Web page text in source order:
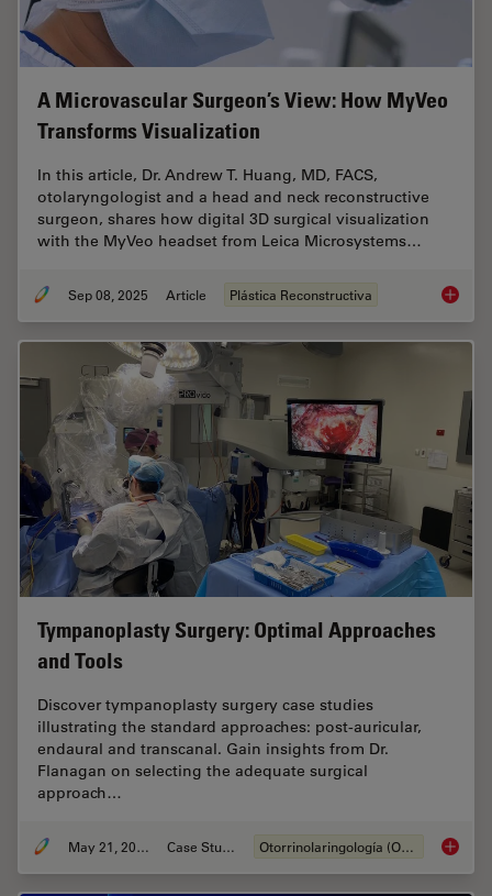
A Microvascular Surgeon’s View: How MyVeo
Transforms Visualization
In this article, Dr. Andrew T. Huang, MD, FACS,
otolaryngologist and a head and neck reconstructive
surgeon, shares how digital 3D surgical visualization
with the MyVeo headset from Leica Microsystems…
Sep 08, 2025 Article Plástica Reconstructiva A
Tympanoplasty Surgery: Optimal Approaches
and Tools
Discover tympanoplasty surgery case studies
illustrating the standard approaches: post-auricular,
endaural and transcanal. Gain insights from Dr.
Flanagan on selecting the adequate surgical
approach…
May 21, 2024 Case Study Otorrinolaringología (ORL)